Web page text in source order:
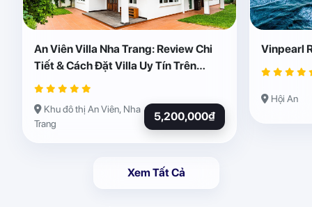
An Viên Villa Nha Trang: Review Chi
Tiết & Cách Đặt Villa Uy Tín Trên
Abogo
Khu đô thị An Viên, Nha
Trang
5,200,000₫
Vinpearl
Hội An
Xem Tất Cả